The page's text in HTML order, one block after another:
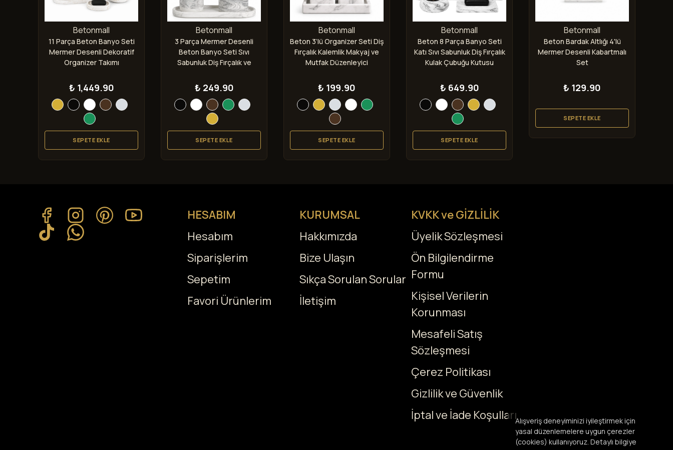
Alışveriş deneyiminizi iyileştirmek için
yasal düzenlemelere uygun çerezler
(cookies) kullanıyoruz. Detaylı bilgiye
Betonmall
11 Parça Beton Banyo Seti
Mermer Desenli Dekoratif
Organizer Takımı
₺ 1,449.90
SEPETE EKLE
Betonmall
3 Parça Mermer Desenli
Beton Banyo Seti Sıvı
Sabunluk Diş Fırçalık ve
₺ 249.90
SEPETE EKLE
Betonmall
Beton 3’lü Organizer Seti Diş
Fırçalık Kalemlik Makyaj ve
Mutfak Düzenleyici
₺ 199.90
SEPETE EKLE
Betonmall
Beton 8 Parça Banyo Seti
Katı Sıvı Sabunluk Diş Fırçalık
Kulak Çubuğu Kutusu
₺ 649.90
SEPETE EKLE
Betonmall
Beton Bardak Altlığı 4'lü
Mermer Desenli Kabartmalı
Set
₺ 129.90
SEPETE EKLE
HESABIM
Hesabım
Siparişlerim
Sepetim
Favori Ürünlerim
KURUMSAL
Hakkımızda
Bize Ulaşın
Sıkça Sorulan Sorular
İletişim
KVKK ve GİZLİLİK
Üyelik Sözleşmesi
Ön Bilgilendirme
Formu
Kişisel Verilerin
Korunması
Mesafeli Satış
Sözleşmesi
Çerez Politikası
Gizlilik ve Güvenlik
İptal ve İade Koşulları